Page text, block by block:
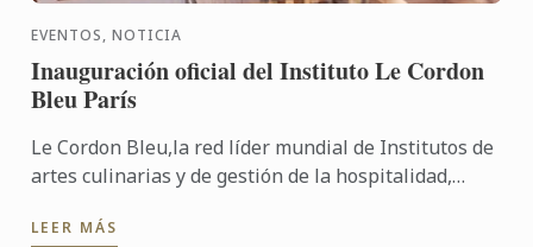
EVENTOS, NOTICIA
Inauguración oficial del Instituto Le Cordon
Bleu París
Le Cordon Bleu,la red líder mundial de Institutos de
artes culinarias y de gestión de la hospitalidad,
10 de ...
LEER MÁS